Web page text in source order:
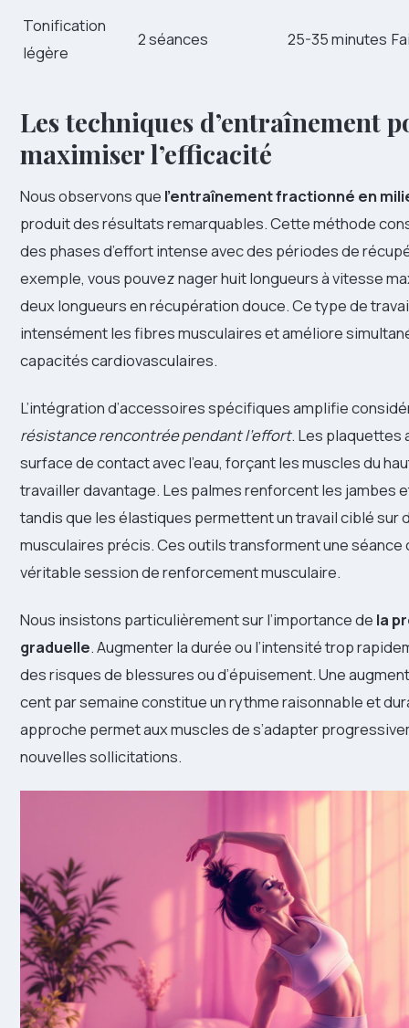
Tonification
légère
2 séances 25-35 minutes
Les techniques d’entraînement
maximiser l’efficacité
Nous observons que l’entraînement fractionné en
produit des résultats remarquables. Cette méthode
des phases d’effort intense avec des périodes de
exemple, vous pouvez nager huit longueurs à vitesse
deux longueurs en récupération douce. Ce type de
intensément les fibres musculaires et améliore
capacités cardiovasculaires.
L’intégration d’accessoires spécifiques amplifie
résistance rencontrée pendant l’effort. Les plaquettes
surface de contact avec l’eau, forçant les muscles du
travailler davantage. Les palmes renforcent les jambes
tandis que les élastiques permettent un travail ciblé sur
musculaires précis. Ces outils transforment une séance
véritable session de renforcement musculaire.
Nous insistons particulièrement sur l’importance de la
graduelle. Augmenter la durée ou l’intensité trop
des risques de blessures ou d’épuisement. Une
cent par semaine constitue un rythme raisonnable et
approche permet aux muscles de s’adapter
nouvelles sollicitations.